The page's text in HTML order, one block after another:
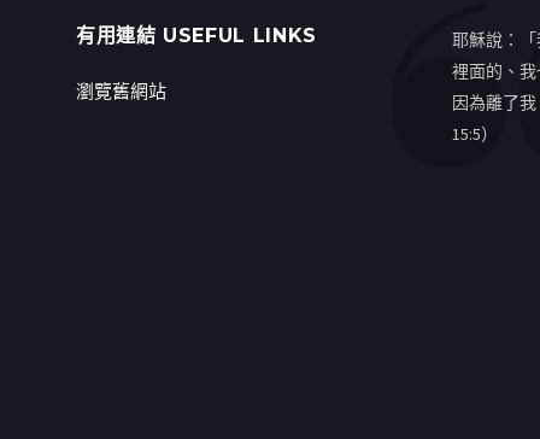
有用連結 USEFUL LINKS
瀏覽舊網站
耶穌說：
裡面的、
因為離了
15:5）